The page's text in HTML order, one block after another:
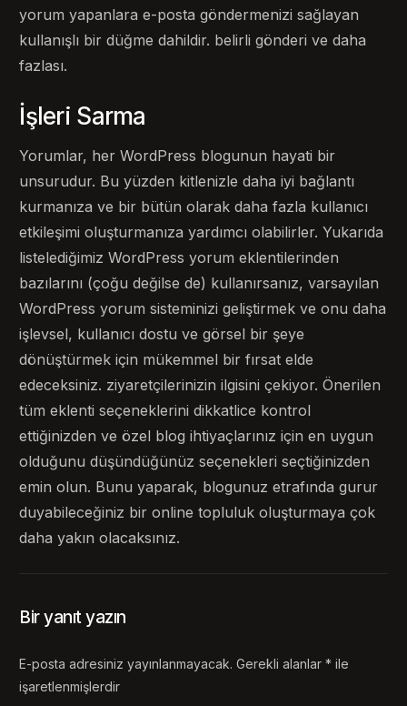
yorum yapanlara e-posta göndermenizi sağlayan
kullanışlı bir düğme dahildir. belirli gönderi ve daha
fazlası.
İşleri Sarma
Yorumlar, her WordPress blogunun hayati bir
unsurudur. Bu yüzden kitlenizle daha iyi bağlantı
kurmanıza ve bir bütün olarak daha fazla kullanıcı
etkileşimi oluşturmanıza yardımcı olabilirler. Yukarıda
listelediğimiz WordPress yorum eklentilerinden
bazılarını (çoğu değilse de) kullanırsanız, varsayılan
WordPress yorum sisteminizi geliştirmek ve onu daha
işlevsel, kullanıcı dostu ve görsel bir şeye
dönüştürmek için mükemmel bir fırsat elde
edeceksiniz. ziyaretçilerinizin ilgisini çekiyor. Önerilen
tüm eklenti seçeneklerini dikkatlice kontrol
ettiğinizden ve özel blog ihtiyaçlarınız için en uygun
olduğunu düşündüğünüz seçenekleri seçtiğinizden
emin olun. Bunu yaparak, blogunuz etrafında gurur
duyabileceğiniz bir online topluluk oluşturmaya çok
daha yakın olacaksınız.
Bir yanıt yazın
E-posta adresiniz yayınlanmayacak. Gerekli alanlar* ile
işaretlenmişlerdir